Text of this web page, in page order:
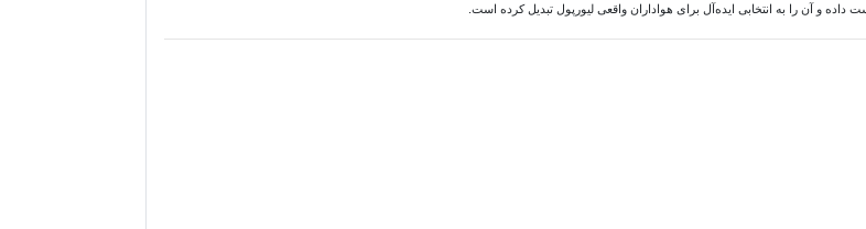
و آن را به انتخابی ایده‌آل برای هواداران واقعی لیورپول تبدیل کرده است.